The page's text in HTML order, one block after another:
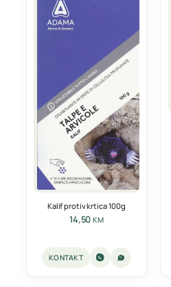
Kalif protiv krtica 100g
14,50KM
KONTAKT